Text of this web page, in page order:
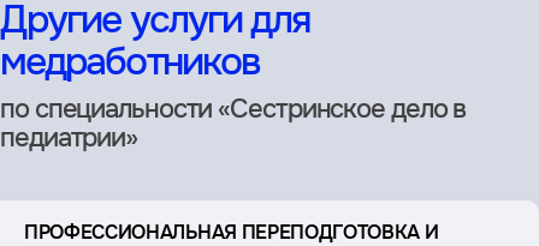
Другие услуги для
медработников
по специальности «Сестринское дело в
педиатрии»
ПРОФЕССИОНАЛЬНАЯ ПЕРЕПОДГОТОВКА И